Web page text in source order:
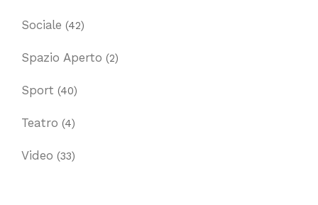
Sociale (42)
Spazio Aperto (2)
Sport (40)
Teatro (4)
Video (33)